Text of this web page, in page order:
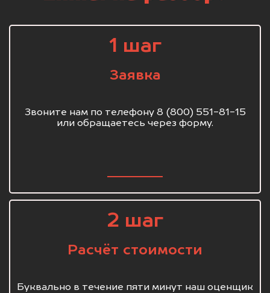
1 шаг
Заявка
Звоните нам по телефону 8 (800) 551-81-15
или обращаетесь через форму.
2 шаг
Расчёт стоимости
Буквально в течение пяти минут наш оценщик